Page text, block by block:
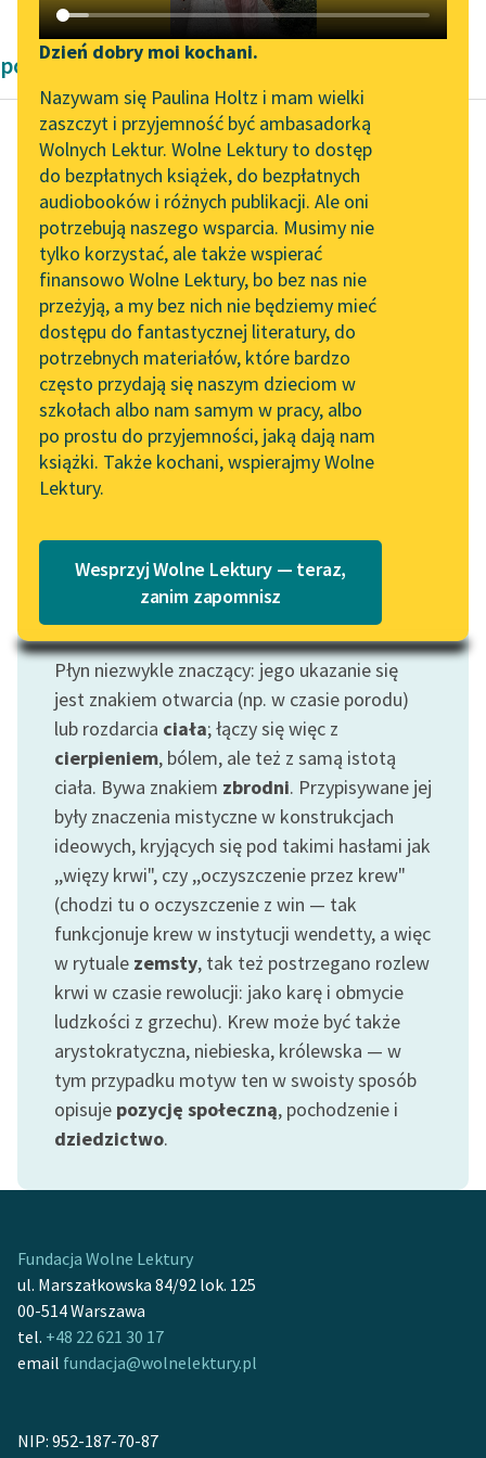
Katalog DAISY
Podkasty o książkach
Zgłoś brak utworu
Aktualności
„Prokurator Alicja Horn”
do słuchania
Byliśmy częścią AI Impact
Lab
Zapraszamy na spotkanie
online z tłumaczkami
literatury skandynawskiej
Spotkanie z Katarzyną
Tunkiel w Oslo
102. lata temu zmarł
Joseph Conrad
Lektury szkolne i klasyka
literatury do słuchania dla
uczennic i uczniów z
niepełnosprawnościami
E-kolekcja lektur
szkolnych i literatury do
słuchania dla uczennic i
uczniów z
niepełnosprawnościami
Feministyczne inspiracje.
Popularyzacja
skandynawskiej literatury
feministycznej
Ręce pełne poezji
Kolekcje edukacyjne
twórców przechodzących
do domeny publicznej,
lektur szkolnych oraz
Starego Testamentu
Narzędzia
Mapa Wolnych Lektur
Leśmianator
Przewodnik dla piszących i
czytających
API
OAI-PMH
Widget Wolnych Lektur
Przypisy
Katalog w formacie PDF
O nas
Kontakt
Dzień dobry moi kochani.
Nazywam się Paulina Holtz i mam wielki
zaszczyt i przyjemność być ambasadorką
Wolnych Lektur. Wolne Lektury to dostęp
do bezpłatnych książek, do bezpłatnych
audiobooków i różnych publikacji. Ale oni
potrzebują naszego wsparcia. Musimy nie
tylko korzystać, ale także wspierać
finansowo Wolne Lektury, bo bez nas nie
przeżyją, a my bez nich nie będziemy mieć
dostępu do fantastycznej literatury, do
potrzebnych materiałów, które bardzo
często przydają się naszym dzieciom w
szkołach albo nam samym w pracy, albo
po prostu do przyjemności, jaką dają nam
książki. Także kochani, wspierajmy Wolne
Lektury.
Wesprzyj Wolne Lektury — teraz,
zanim zapomnisz
powieści Marcela Prousta
Marcel Proust
Strona
Guermantes, część
pierwsza
— Co jest dosyć
zabawne — rzekła pani
de Villeparisis — to że
w owych klasztorach,
gdzie nasze...
Motyw: Krew
Płyn niezwykle znaczący: jego ukazanie się
jest znakiem otwarcia (np. w czasie porodu)
lub rozdarcia ciała; łączy się więc z
cierpieniem, bólem, ale też z samą istotą
ciała. Bywa znakiem zbrodni. Przypisywane jej
były znaczenia mistyczne w konstrukcjach
ideowych, kryjących się pod takimi hasłami jak
,,więzy krwi", czy ,,oczyszczenie przez krew"
(chodzi tu o oczyszczenie z win — tak
funkcjonuje krew w instytucji wendetty, a więc
w rytuale zemsty, tak też postrzegano rozlew
krwi w czasie rewolucji: jako karę i obmycie
ludzkości z grzechu). Krew może być także
arystokratyczna, niebieska, królewska — w
tym przypadku motyw ten w swoisty sposób
opisuje pozycję społeczną, pochodzenie i
dziedzictwo.
Fundacja Wolne Lektury
ul. Marszałkowska 84/92 lok. 125
00-514 Warszawa
tel. +48 22 621 30 17
email fundacja@wolnelektury.pl
NIP: 952-187-70-87